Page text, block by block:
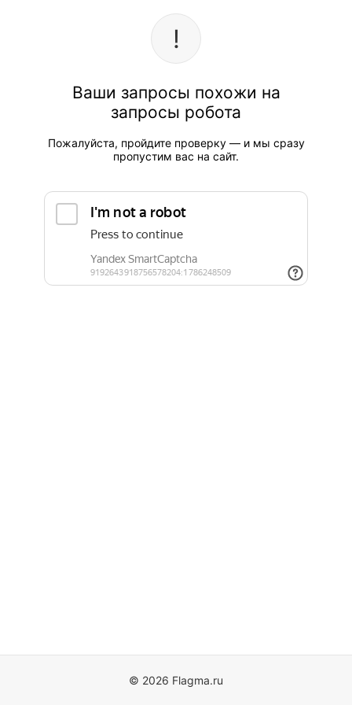
Ваши запросы похожи на
запросы робота
Пожалуйста, пройдите проверку — и мы сразу
пропустим вас на сайт.
© 2026 Flagma.ru